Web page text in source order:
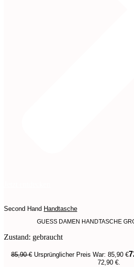
Second Hand Handtasche
GUESS DAMEN HANDTASCHE
Zustand: gebraucht
85,90€ Ursprünglicher Preis War: 85,90 €
72,90 €.